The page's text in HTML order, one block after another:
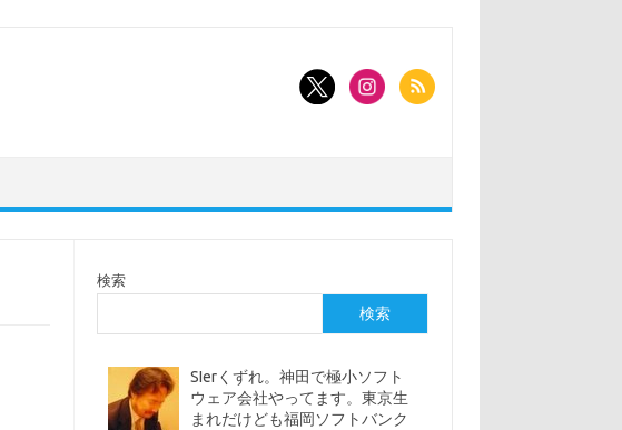
検索
検索
SIerくずれ。神田で極小ソフト
ウェア会社やってます。東京生
まれだけども福岡ソフトバンク